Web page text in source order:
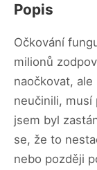
Popis
Očkování
milionů
naočkovat,
neučinili, musí
jsem byl
se, že to
nebo později